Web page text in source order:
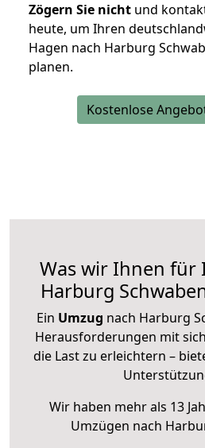
Zögern Sie nicht und
heute, um Ihren
Hagen nach Harburg
planen.
Kostenlose
Was wir Ihnen für
Harburg
Ein Umzug nach Harburg
Herausforderungen mit
die Last zu erleichtern –
Wir haben mehr als 13
Umzügen nach